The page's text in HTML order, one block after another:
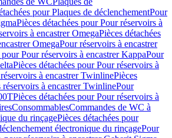
pour Plaques de déclenchementPour
Pièces détachées pour Pour réservoirs à
à encastrer OmegaPièces détachées
OmegaPour réservoirs à encastrer
pour Pour réservoirs à encastrer KappaPour
Pièces détachées pour Pour réservoirs à
à encastrer TwinlinePièces
réservoirs à encastrer TwinlinePour
Pièces détachées pour Pour réservoirs à
ConsommablesCommandes de WC à
du rinçagePièces détachées pour
électronique du rinçagePour